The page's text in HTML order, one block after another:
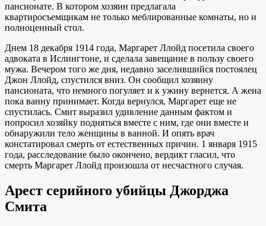
пансионате. В котором хозяин предлагала
квартиросъемщикам не только меблированные комнаты, но и
полноценный стол.
Днем 18 декабря 1914 года, Маргарет Ллойд посетила своего
адвоката в Ислингтоне, и сделала завещание в пользу своего
мужа. Вечером того же дня, недавно заселившийся постоялец
Джон Ллойд, спустился вниз. Он сообщил хозяину
пансионата, что немного погуляет и к ужину вернется. А жена
пока ванну принимает. Когда вернулся, Маргарет еще не
спустилась. Смит выразил удивление данным фактом и
попросил хозяйку подняться вместе с ним, где они вместе и
обнаружили тело женщины в ванной. И опять врач
констатировал смерть от естественных причин. 1 января 1915
года, расследование было окончено, вердикт гласил, что
смерть Маргарет Ллойд произошла от несчастного случая.
Арест серийного убийцы Джорджа
Смита